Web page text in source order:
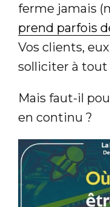
ferme jamais
prend parfois
Vos clients,
solliciter à
Mais faut-il
en continu ?